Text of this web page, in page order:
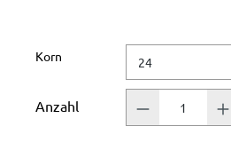
Korn
Anzahl